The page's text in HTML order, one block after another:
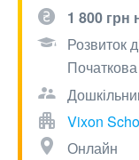
1 800 грн
Розвиток
Vixon
Онлайн